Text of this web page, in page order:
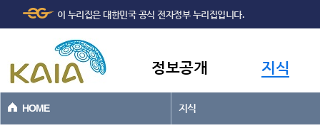
본문바로가기
이 누리집은 대한민국 공식 전자정부 누리집입니다.
정보공개 지식
HOME 지식